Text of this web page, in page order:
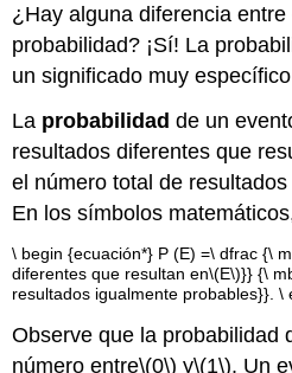
¿Hay alguna diferencia
probabilidad? ¡Sí! La
un significado muy
La probabilidad de un
resultados diferentes que
el número total de
En los símbolos
\ begin {ecuación*} P (E) =\ dfrac {\
diferentes que resultan en\(E\)}} {\
resultados igualmente probables}}. \
Observe que la probabilidad
número entre\(0\) y\(1\). Un